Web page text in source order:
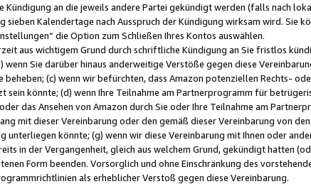
an die jeweils andere Partei gekündigt werden (falls nach
sieben Kalendertage nach Ausspruch der Kündigung wirksam wird. Sie
die Option zum Schließen Ihres Kontos auswählen.
aus wichtigem Grund durch schriftliche Kündigung an Sie fristlos
Sie darüber hinaus anderweitige Verstöße gegen diese
beheben; (c) wenn wir befürchten, dass Amazon potenziellen Rechts-
sein könnte; (d) wenn Ihre Teilnahme am Partnerprogramm für
das Ansehen von Amazon durch Sie oder Ihre Teilnahme am
mit dieser Vereinbarung oder den gemäß dieser Vereinbarung von
könnte; (g) wenn wir diese Vereinbarung mit Ihnen oder
in der Vergangenheit, gleich aus welchem Grund, gekündigt hatten
Form beenden. Vorsorglich und ohne Einschränkung des
als erheblicher Verstoß gegen diese Vereinbarung.